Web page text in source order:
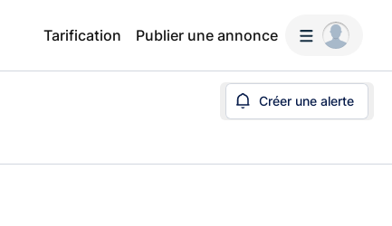
Tarification Publier une annonce
Créer une alerte